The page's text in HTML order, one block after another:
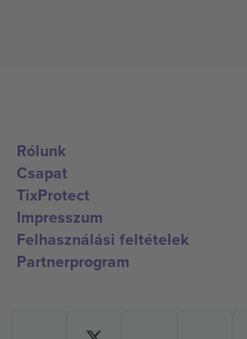
Rólunk
Csapat
TixProtect
Impresszum
Felhasználási feltételek
Partnerprogram